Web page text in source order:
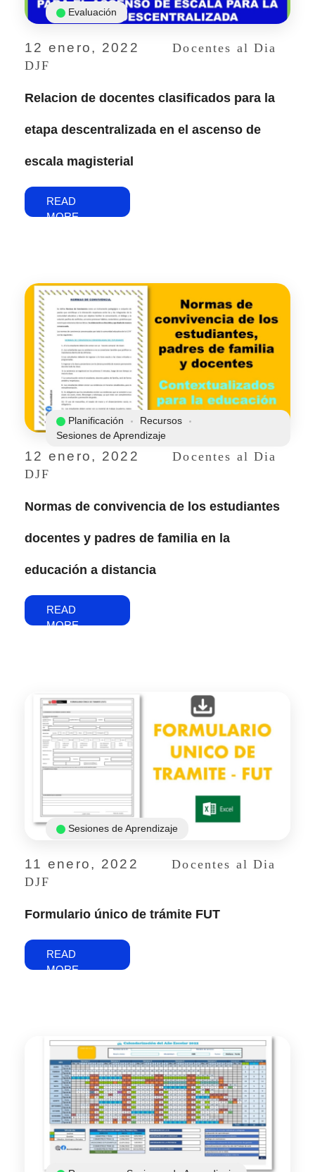
12 enero, 2022
Docentes al Dia
DJF
Evaluación
Relacion de docentes clasificados para la
etapa descentralizada en el ascenso de
escala magisterial
READ
MORE
12 enero, 2022
Docentes al Dia
DJF
Planificación
Recursos
Sesiones de Aprendizaje
Normas de convivencia de los estudiantes
docentes y padres de familia en la
educación a distancia
READ
MORE
11 enero, 2022
Docentes al Dia
DJF
Sesiones de Aprendizaje
Formulario único de trámite FUT
READ
MORE